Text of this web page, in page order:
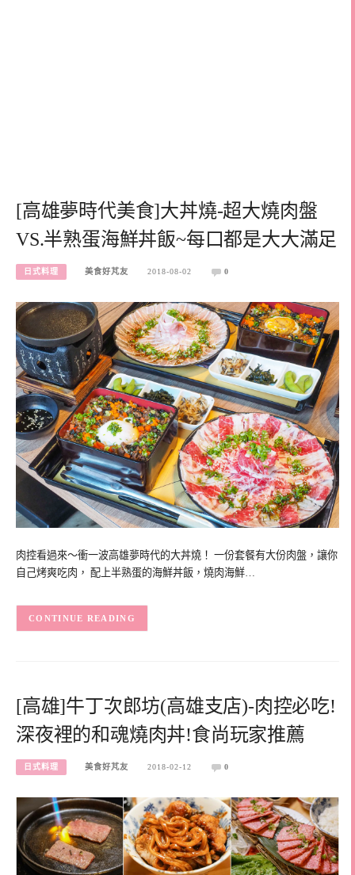
[高雄夢時代美食]大丼燒-超大燒肉盤
VS.半熟蛋海鮮丼飯~每口都是大大滿足
日式料理 美食好芃友 2018-08-02 0
肉控看過來～衝一波高雄夢時代的大丼燒！ 一份套餐有大份肉盤，讓你
自己烤爽吃肉， 配上半熟蛋的海鮮丼飯，燒肉海鮮…
CONTINUE READING
[高雄]牛丁次郎坊(高雄支店)-肉控必吃!
深夜裡的和魂燒肉丼!食尚玩家推薦
日式料理 美食好芃友 2018-02-12 0